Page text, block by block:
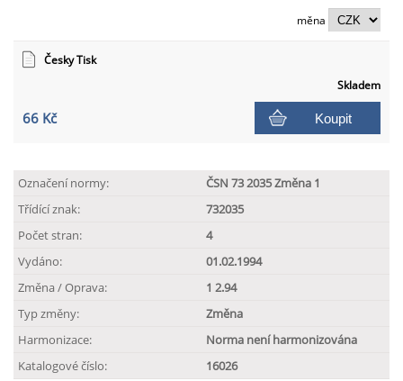
měna
Česky Tisk
Skladem
66 Kč Koupit
Označení normy:
ČSN 73 2035 Změna 1
Třídící znak:
732035
Počet stran:
4
Vydáno:
01.02.1994
Změna / Oprava:
1 2.94
Typ změny:
Změna
Harmonizace:
Norma není harmonizována
Katalogové číslo:
16026